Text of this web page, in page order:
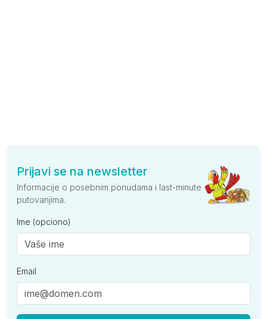
Prijavi se na newsletter
Informacije o posebnim ponudama i last-minute
putovanjima.
Ime (opciono)
Email